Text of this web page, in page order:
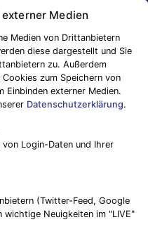
Elster.Vor
wenigen Tagen
Medien
Medien von Drittanbietern
diese dargestellt und Sie
zu. Außerdem
zum Speichern von
Einbinden externer Medien.
Datenschutzerklärung.
Login-Daten und Ihrer
(Twitter-Feed, Google
wichtige Neuigkeiten im "LIVE"